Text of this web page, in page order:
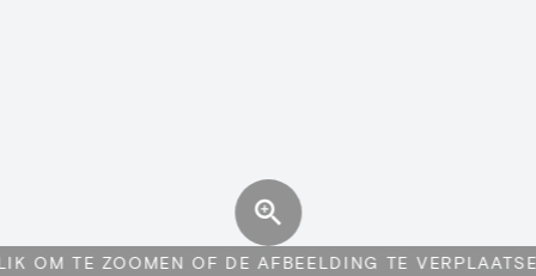
OM TE ZOOMEN OF DE AFBEELDING TE